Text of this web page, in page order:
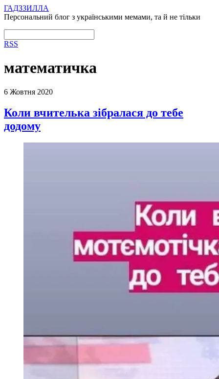
ГАДЗЗИЛЛА
Персональний блог з українськими мемами, та й не тільки
RSS
математичка
6 Жовтня 2020
Коли вчителька зібралася до тебе
додому